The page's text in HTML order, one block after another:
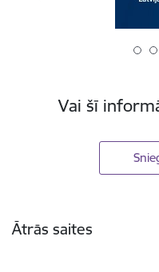
Vai šī
Ātrās saites